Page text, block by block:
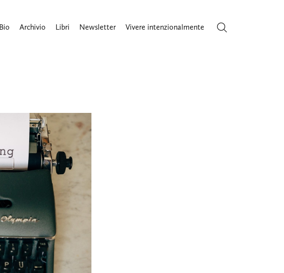
Bio Archivio Libri Newsletter Vivere intenzionalmente